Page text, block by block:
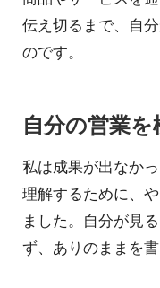
伝え切るまで、自
のです。
自分の営業を
私は成果が出なか
理解するために、
ました。自分が見
ず、ありのままを書